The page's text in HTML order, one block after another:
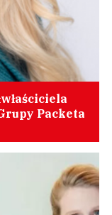
Packeta